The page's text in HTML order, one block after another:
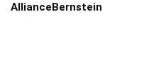
AllianceBernstein